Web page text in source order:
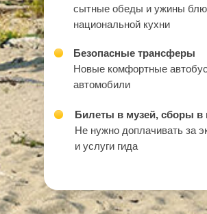
сытные обеды и ужины
национальной кухни
Безопасные трансферы
Новые комфортные
автомобили
Билеты в музей, сборы в
Не нужно доплачивать за
и услуги гида